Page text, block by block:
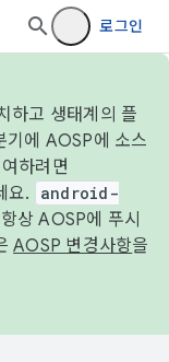
로그인
하고 생태계의 플
기에 AOSP에 소스
하려면
요.
android-
상 AOSP에 푸시
AOSP 변경사항을